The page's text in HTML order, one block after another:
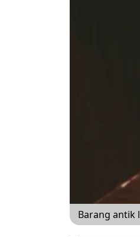
Barang antik